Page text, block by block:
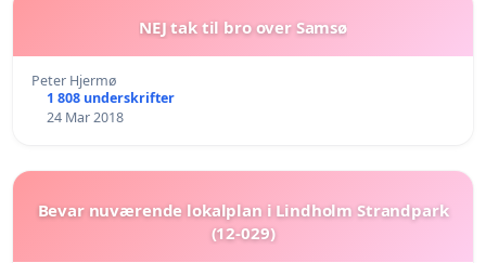
NEJ tak til bro over Samsø
Peter Hjermø
1 808 underskrifter
24 Mar 2018
Bevar nuværende lokalplan i Lindholm Strandpark
(12-029)